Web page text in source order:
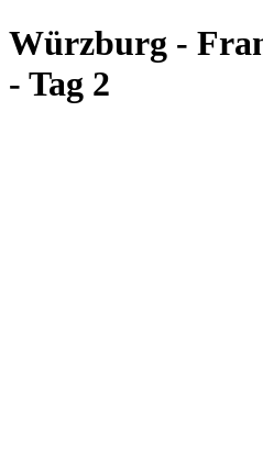
Würzburg -
- Tag 2